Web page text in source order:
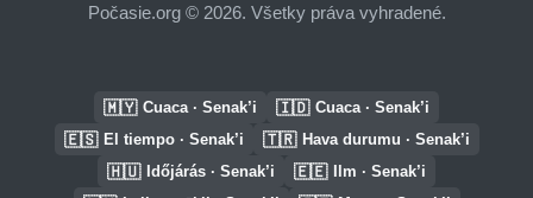
Počasie.org © 2026. Všetky práva vyhradené.
🇲🇾 Cuaca · Senak’i 🇮🇩 Cuaca · Senak’i
🇪🇸 El tiempo · Senak’i 🇹🇷 Hava durumu · Senak’i
🇭🇺 Időjárás · Senak’i 🇪🇪 Ilm · Senak’i